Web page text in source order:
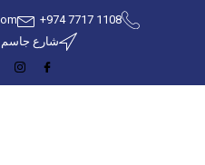
‎+974 7717 1108
شارع جاسم